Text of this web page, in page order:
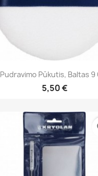
Greita peržiūra
Pudravimo Pūkutis, Baltas 9
5,50 €